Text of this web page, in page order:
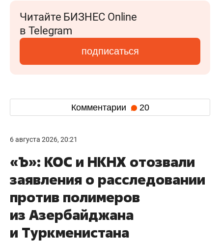
Читайте БИЗНЕС Online
в Telegram
подписаться
Комментарии 20
6 августа 2026, 20:21
«Ъ»: КОС и НКНХ отозвали
заявления о расследовании
против полимеров
из Азербайджана
и Туркменистана